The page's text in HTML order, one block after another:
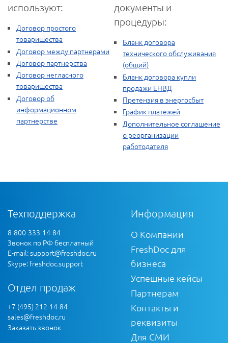
используют:
Договор простого
товарищества
Договор между партнерами
Договор партнерства
Договор негласного
товарищества
Договор об
информационном
партнерстве
документы и
процедуры:
Бланк договора
технического обслуживания
(общий)
Бланк договора купли
продажи ЕНВД
Претензия в энергосбыт
График платежей
Дополнительное соглашение
о реорганизации
работодателя
Техподдержка
8-800-333-14-84
Звонок по РФ бесплатный
E-mail:support@freshdoc.ru
Skype: freshdoc.support
Отдел продаж
+7 (495) 212-14-84
sales@freshdoc.ru
Заказать звонок
Информация
О Компании
FreshDoc для
бизнеса
Успешные кейсы
Партнерам
Контакты и
реквизиты
Для СМИ